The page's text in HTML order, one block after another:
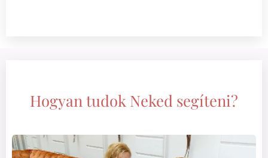
Hogyan tudok Neked segíteni?